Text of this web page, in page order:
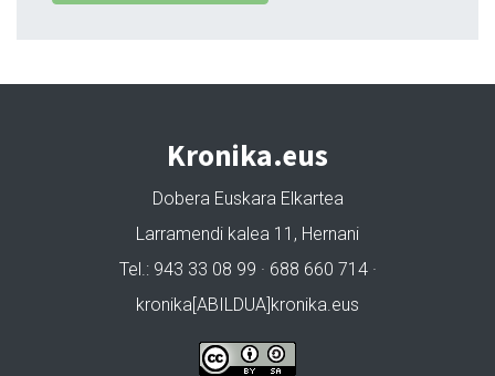
Kronika.eus
Dobera Euskara Elkartea
Larramendi kalea 11, Hernani
Tel.: 943 33 08 99 · 688 660 714 ·
kronika[ABILDUA]kronika.eus